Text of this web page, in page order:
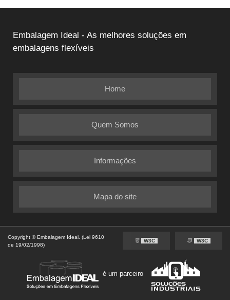
Embalagem Ideal - As melhores soluções em
embalagens flexíveis
Home
Quem Somos
Informações
Mapa do site
Copyright © Embalagem Ideal. (Lei 9610
de 19/02/1998)
W3C W3C
é um parceiro